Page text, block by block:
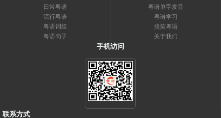
日常粤语
流行粤语
粤语词组
粤语句子
粤语单字发音
粤语学习
搞笑粤语
关于我们
手机访问
联系方式